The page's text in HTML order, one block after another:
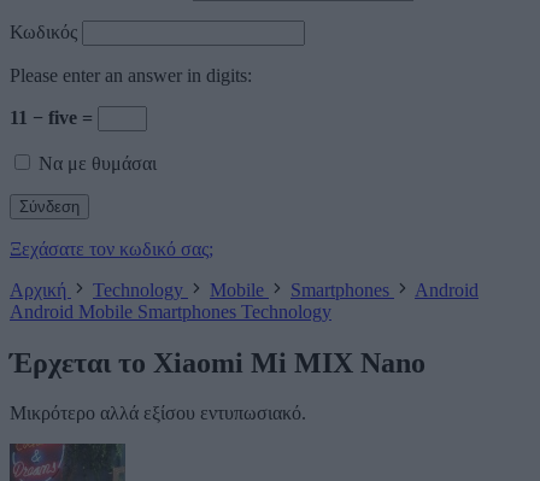
Κωδικός
Please enter an answer in digits:
11 − five =
Να με θυμάσαι
Ξεχάσατε τον κωδικό σας;
Αρχική
Technology Mobile Smartphones
Android
Android Mobile Smartphones Technology
Έρχεται το Xiaomi Mi MIX Nano
Μικρότερο αλλά εξίσου εντυπωσιακό.